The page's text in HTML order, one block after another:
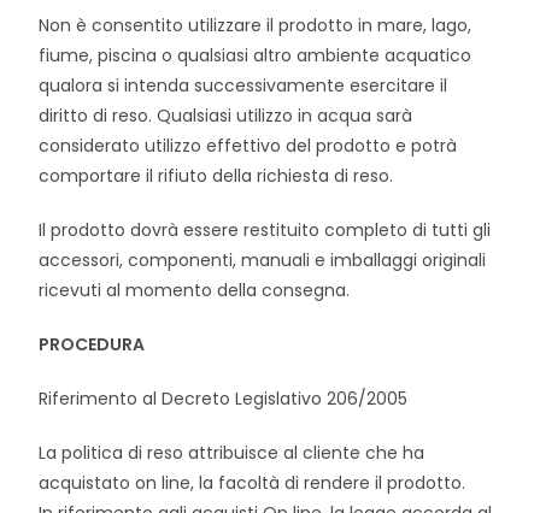
Non è consentito utilizzare il prodotto in mare, lago,
fiume, piscina o qualsiasi altro ambiente acquatico
qualora si intenda successivamente esercitare il
diritto di reso. Qualsiasi utilizzo in acqua sarà
considerato utilizzo effettivo del prodotto e potrà
comportare il rifiuto della richiesta di reso.
Il prodotto dovrà essere restituito completo di tutti gli
accessori, componenti, manuali e imballaggi originali
ricevuti al momento della consegna.
PROCEDURA
Riferimento al Decreto Legislativo 206/2005
La politica di reso attribuisce al cliente che ha
acquistato on line, la facoltà di rendere il prodotto.